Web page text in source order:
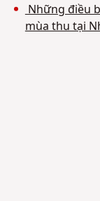
Những điều
mùa thu tại